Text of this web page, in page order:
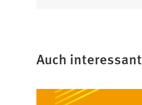
Auch interessant